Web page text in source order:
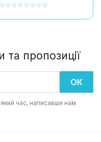
та пропозиції
час, написавши нам